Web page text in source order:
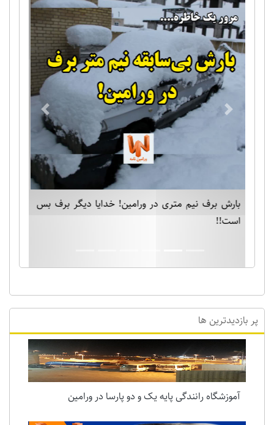
بارش برف نیم متری در ورامین! خدایا دیگر برف بس
است!!
Previous Next
پر بازدیدترین ها
آموزشگاه رانندگی پایه یک و دو پارسا در ورامین